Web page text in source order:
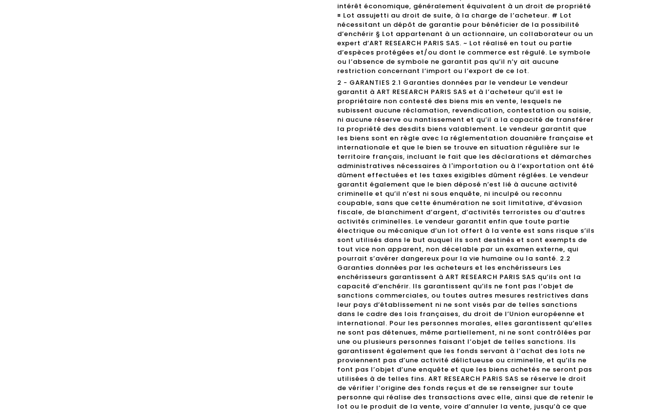
intérêt économique, généralement équivalent à un droit de propriété
¤ Lot assujetti au droit de suite, à la charge de l’acheteur. # Lot
nécessitant un dépôt de garantie pour bénéficier de la possibilité
d’enchérir § Lot appartenant à un actionnaire, un collaborateur ou un
expert d’ART RESEARCH PARIS SAS. ~ Lot réalisé en tout ou partie
d’espèces protégées et/ou dont le commerce est régulé. Le symbole
ou l’absence de symbole ne garantit pas qu’il n’y ait aucune
restriction concernant l’import ou l’export de ce lot.
2 - GARANTIES 2.1 Garanties données par le vendeur Le vendeur
garantit à ART RESEARCH PARIS SAS et à l’acheteur qu’il est le
propriétaire non contesté des biens mis en vente, lesquels ne
subissent aucune réclamation, revendication, contestation ou saisie,
ni aucune réserve ou nantissement et qu’il a la capacité de transférer
la propriété des desdits biens valablement. Le vendeur garantit que
les biens sont en règle avec la réglementation douanière française et
internationale et que le bien se trouve en situation régulière sur le
territoire français, incluant le fait que les déclarations et démarches
administratives nécessaires à l'importation ou à l’exportation ont été
dûment effectuées et les taxes exigibles dûment réglées. Le vendeur
garantit également que le bien déposé n’est lié à aucune activité
criminelle et qu’il n’est ni sous enquête, ni inculpé ou reconnu
coupable, sans que cette énumération ne soit limitative, d’évasion
fiscale, de blanchiment d’argent, d’activités terroristes ou d’autres
activités criminelles. Le vendeur garantit enfin que toute partie
électrique ou mécanique d’un lot offert à la vente est sans risque s’ils
sont utilisés dans le but auquel ils sont destinés et sont exempts de
tout vice non apparent, non décelable par un examen externe, qui
pourrait s’avérer dangereux pour la vie humaine ou la santé. 2.2
Garanties données par les acheteurs et les enchérisseurs Les
enchérisseurs garantissent à ART RESEARCH PARIS SAS qu’ils ont la
capacité d’enchérir. Ils garantissent qu’ils ne font pas l’objet de
sanctions commerciales, ou toutes autres mesures restrictives dans
leur pays d’établissement ni ne sont visés par de telles sanctions
dans le cadre des lois françaises, du droit de l’Union européenne et
international. Pour les personnes morales, elles garantissent qu’elles
ne sont pas détenues, même partiellement, ni ne sont contrôlées par
une ou plusieurs personnes faisant l’objet de telles sanctions. Ils
garantissent également que les fonds servant à l’achat des lots ne
proviennent pas d’une activité délictueuse ou criminelle, et qu’ils ne
font pas l’objet d’une enquête et que les biens achetés ne seront pas
utilisées à de telles fins. ART RESEARCH PARIS SAS se réserve le droit
de vérifier l’origine des fonds reçus et de se renseigner sur toute
personne qui réalise des transactions avec elle, ainsi que de retenir le
lot ou le produit de la vente, voire d’annuler la vente, jusqu’à ce que